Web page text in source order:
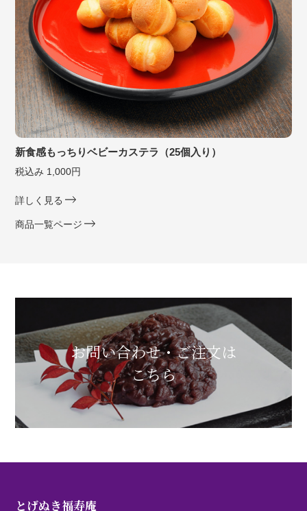
新食感もっちりベビーカステラ（25個入り）
税込み 1,000円
詳しく見る
商品一覧ページ
お問い合わせ・ご注文は
こちら
とげぬき福寿庵